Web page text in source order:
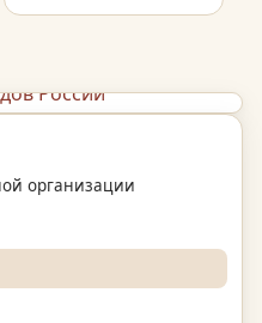
организации